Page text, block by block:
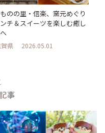
のの里・信楽、窯元めぐり
チ＆スイーツを楽しむ癒し
県 2026.05.01
事